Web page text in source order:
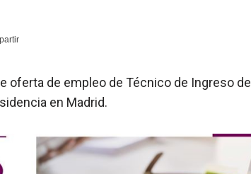
oferta de empleo de Técnico de Ingreso de
en Madrid.